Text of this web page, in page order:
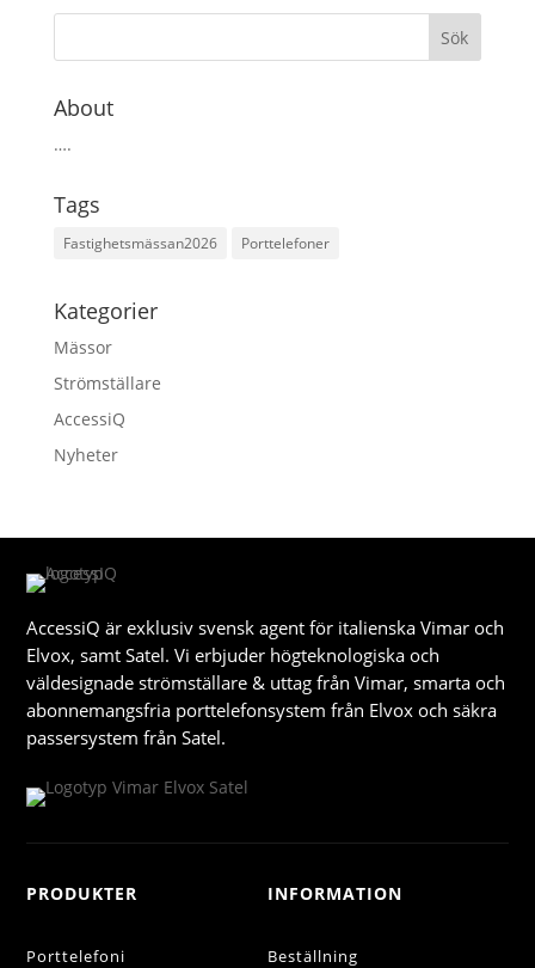
About
….
Tags
Fastighetsmässan2026 Porttelefoner
Kategorier
Mässor
Strömställare
AccessiQ
Nyheter
AccessiQ är exklusiv svensk agent för italienska Vimar och
Elvox, samt Satel. Vi erbjuder högteknologiska och
väldesignade strömställare & uttag från Vimar, smarta och
abonnemangsfria porttelefonsystem från Elvox och säkra
passersystem från Satel.
PRODUKTER
Porttelefoni
INFORMATION
Beställning